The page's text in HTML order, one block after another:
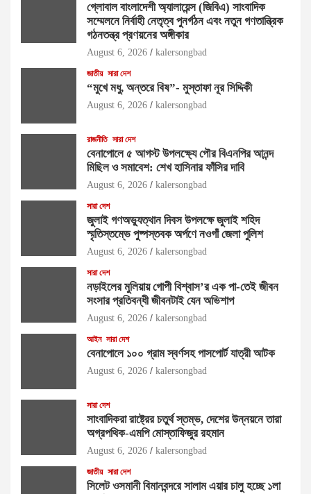
গ্লোবাল বাংলাদেশী অ্যালায়েন্স (জিবিএ) সাংবাদিক
সম্মেলনে নির্বাহী নেতৃত্ব পুনর্গঠন এবং নতুন গণতান্ত্রিক
গঠনতন্ত্র প্রণয়নের অঙ্গীকার
August 6, 2026 kalersongbad
জাতীয় সারা দেশ
“মুখে মধু, অন্তরে বিষ”- মুস্তাফা নূর সিদ্দিকী
August 6, 2026 kalersongbad
রাজনীতি সারা দেশ
বেনাপোলে ৫ আগস্ট উপলক্ষ্যে পৌর বিএনপির আনন্দ
মিছিল ও সমাবেশ: শেখ হাসিনার ফাঁসির দাবি
August 6, 2026 kalersongbad
সারা দেশ
জুলাই গণঅভ্যুত্থান দিবস উপলক্ষে জুলাই শহিদ
স্মৃতিস্তম্ভে পুষ্পস্তবক অর্পণে নওগাঁ জেলা পুলিশ
August 6, 2026 kalersongbad
সারা দেশ
নড়াইলের মুলিয়ায় গোপী বিশ্বাস’র এক পা-তেই জীবন
সংসার প্রতিবন্ধী জীবনটাই যেন অভিশাপ
August 6, 2026 kalersongbad
আইন সারা দেশ
বেনাপোলে ১০০ গ্রাম স্বর্ণসহ পাসপোর্ট যাত্রী আটক
August 6, 2026 kalersongbad
সারা দেশ
সাংবাদিকরা রাষ্ট্রের চতুর্থ স্তম্ভ, দেশের উন্নয়নে তারা
অগ্রপথিক-এমপি মোস্তাফিজুর রহমান
August 6, 2026 kalersongbad
জাতীয় সারা দেশ
সিলেট ওসমানী বিমানবন্দরে সালাম এয়ার চালু হচ্ছে ১লা